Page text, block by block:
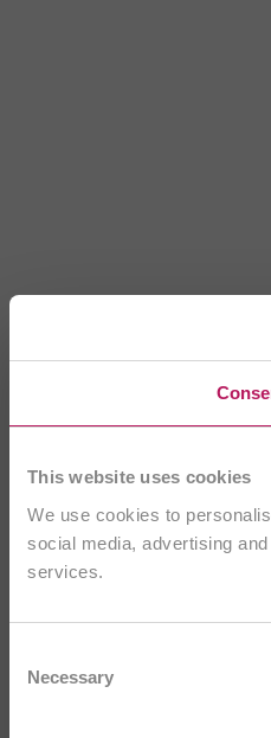
This website uses cookies
We use cookies to
social media, advertising
services.
Selection
Necessary